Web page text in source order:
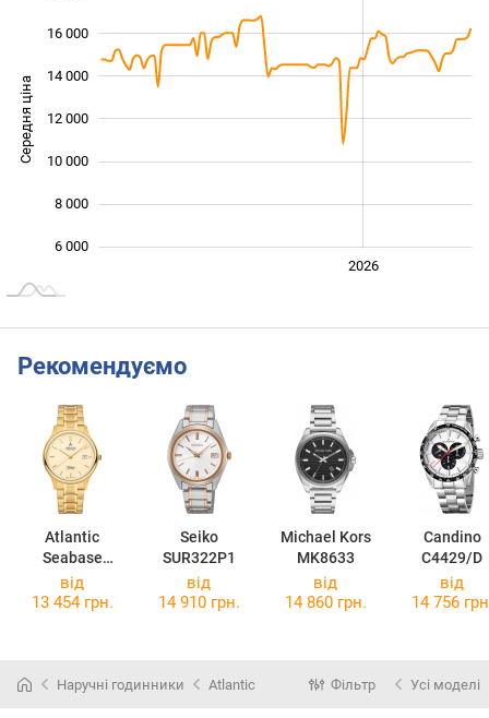
Середня ціна 10 000
6 000
8 000
10 000
12 000
14 000
16 000
2026
Рекомендуємо
Atlantic
Seabase
60348.45.91
Seiko
SUR322P1
Michael Kors
MK8633
Candino
C4429/D
від
13 454 грн.
від
14 910 грн.
від
14 860 грн.
від
14 756
Наручні годинники Atlantic Фільтр Усі моделі